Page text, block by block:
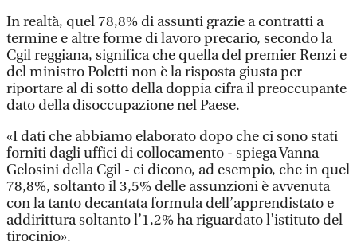
In realtà, quel 78,8% di assunti grazie a contratti a
termine e altre forme di lavoro precario, secondo la
Cgil reggiana, significa che quella del premier Renzi e
del ministro Poletti non è la risposta giusta per
riportare al di sotto della doppia cifra il preoccupante
dato della disoccupazione nel Paese.
«I dati che abbiamo elaborato dopo che ci sono stati
forniti dagli uffici di collocamento - spiega Vanna
Gelosini della Cgil - ci dicono, ad esempio, che in quel
78,8%, soltanto il 3,5% delle assunzioni è avvenuta
con la tanto decantata formula dell’apprendistato e
addirittura soltanto l’1,2% ha riguardato l’istituto del
tirocinio».